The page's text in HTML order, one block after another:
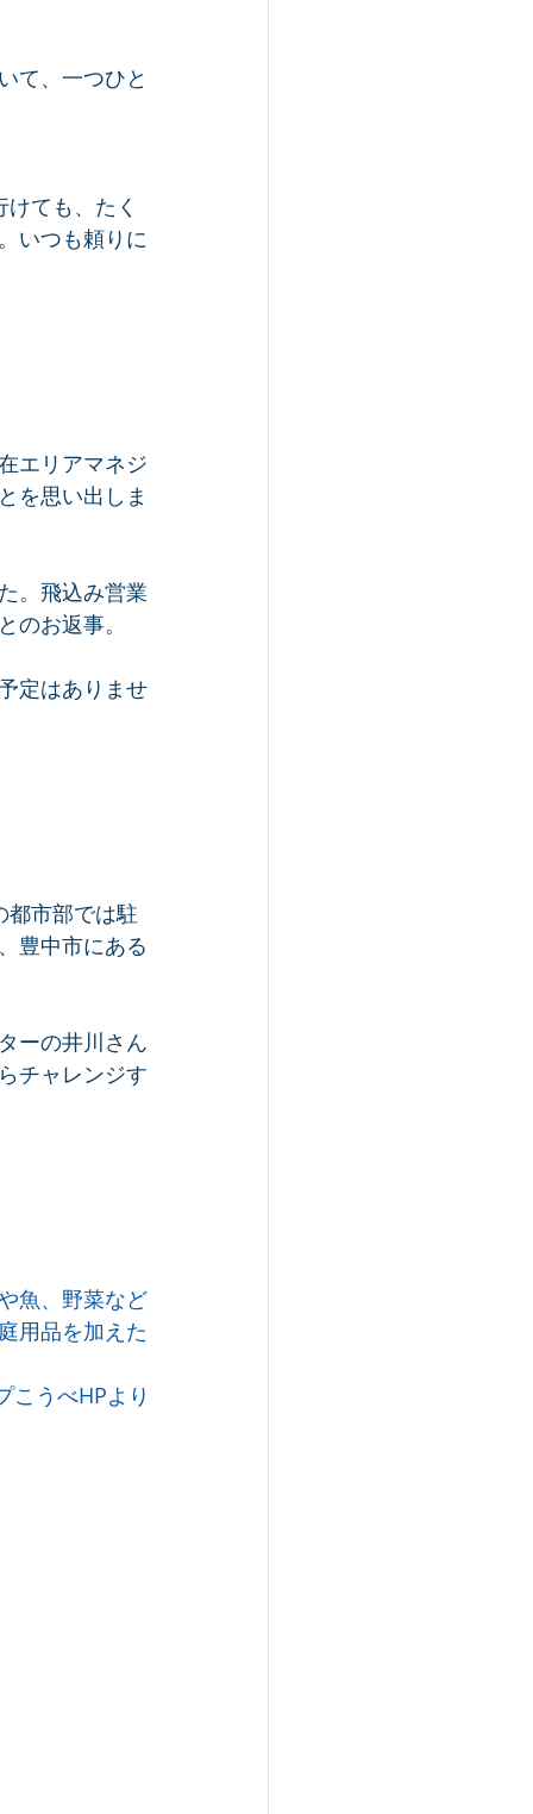
て、一つひと
ても、たく
いつも頼りに
エリアマネジ
を思い出しま
。飛込み営業
お返事。
定はありませ
都市部では駐
豊中市にある
ーの井川さん
チャレンジす
魚、野菜など
用品を加えた
こうべHPより